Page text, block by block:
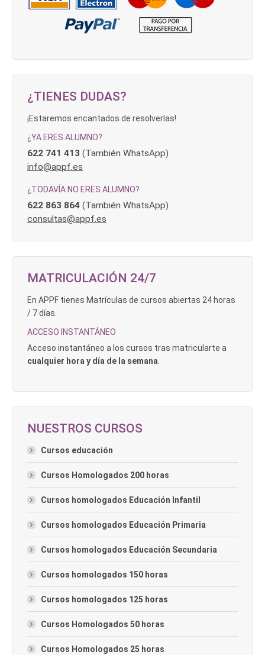
¿TIENES DUDAS?
¡Estaremos encantados de resolverlas!
¿YA ERES ALUMNO?
622 741 413 (También WhatsApp)
info@appf.es
¿TODAVÍA NO ERES ALUMNO?
622 863 864 (También WhatsApp)
consultas@appf.es
MATRICULACIÓN 24/7
En APPF tienes Matrículas de cursos abiertas 24 horas
/ 7 días.
ACCESO INSTANTÁNEO
Acceso instantáneo a los cursos tras matricularte a
cualquier hora y día de la semana.
NUESTROS CURSOS
Cursos educación
Cursos Homologados 200 horas
Cursos homologados Educación Infantil
Cursos homologados Educación Primaria
Cursos homologados Educación Secundaria
Cursos homologados 150 horas
Cursos homologados 125 horas
Cursos Homologados 50 horas
Cursos Homologados 25 horas